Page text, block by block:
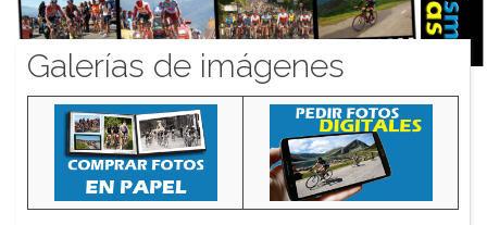
Galerías de imágenes